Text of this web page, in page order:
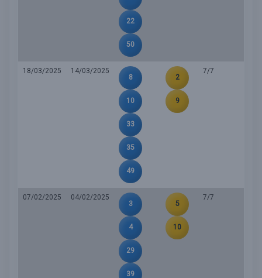
22
50
18/03/2025
14/03/2025
8
10
33
35
49
2
9
7/7
07/02/2025
04/02/2025
3
4
29
39
5
10
7/7